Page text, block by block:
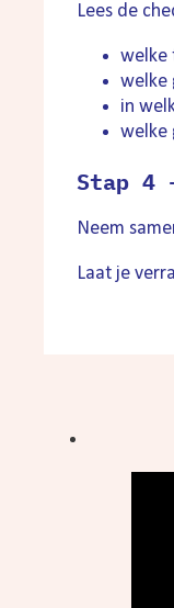
Lees de
welke
welke
in
welke
Stap 4
Neem
Laat je